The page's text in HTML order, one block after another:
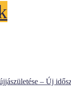
– Új